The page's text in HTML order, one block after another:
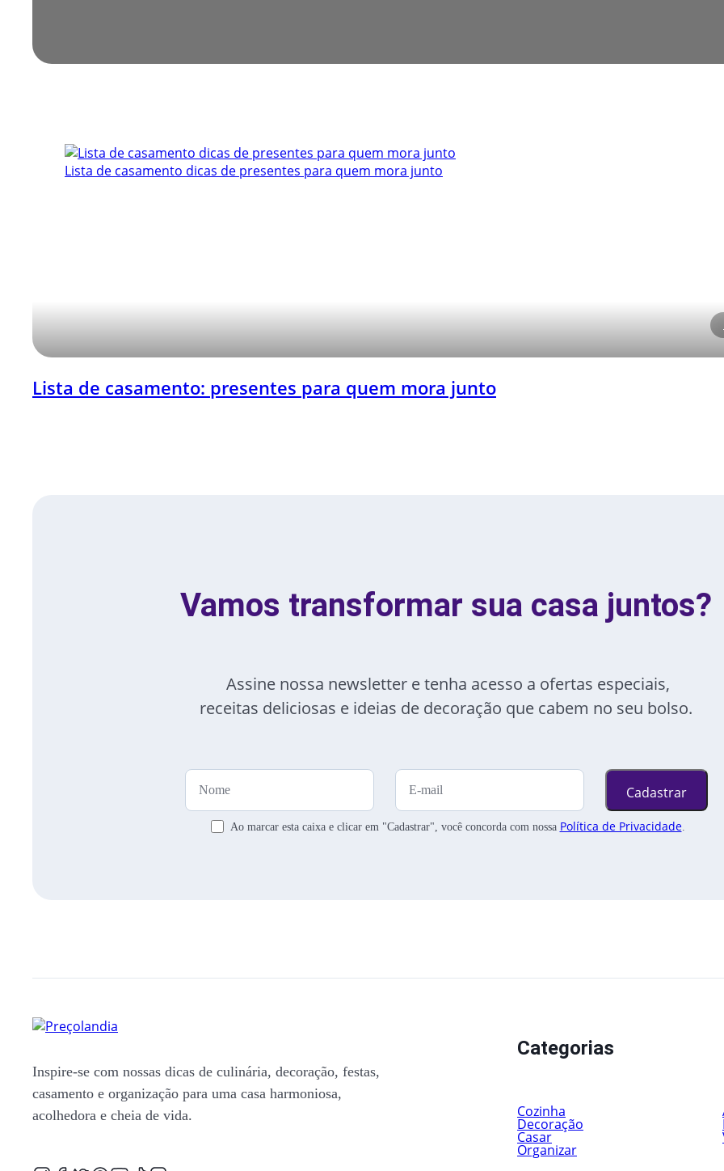
Lista de casamento dicas de presentes para quem mora junto
Lista de casamento: presentes para quem mora junto
Vamos transformar sua casa juntos?
Assine nossa newsletter e tenha acesso a ofertas especiais,
receitas deliciosas e ideias de decoração que cabem no seu bolso.
Ao marcar esta caixa e clicar em "Cadastrar", você concorda com nossa Política de Privacidade.
Cadastrar
Inspire-se com nossas dicas de culinária, decoração, festas,
casamento e organização para uma casa harmoniosa,
acolhedora e cheia de vida.
Categorias
Cozinha
Decoração
Casar
Organizar